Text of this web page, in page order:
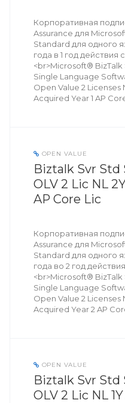
Корпоративная
Assurance для
Standard для одного
года в 1 год действия
<br>Microsoft®
Single Language
Open Value 2 Licenses
Acquired Year 1 AP
OPEN VALUE
Biztalk Svr Std
OLV 2 Lic NL
AP Core Lic
Корпоративная
Assurance для
Standard для одного
года во 2 год
<br>Microsoft®
Single Language
Open Value 2 Licenses
Acquired Year 2 AP
OPEN VALUE
Biztalk Svr Std
OLV 2 Lic NL